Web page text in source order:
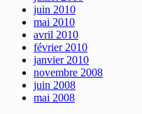
juin 2010
mai 2010
avril 2010
février 2010
janvier 2010
novembre 2008
juin 2008
mai 2008